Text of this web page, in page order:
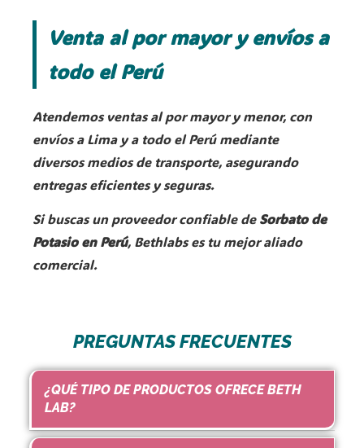
Venta al por mayor y envíos a
todo el Perú
Atendemos ventas al por mayor y menor, con
envíos a Lima y a todo el Perú mediante
diversos medios de transporte, asegurando
entregas eficientes y seguras.
Si buscas un proveedor confiable deSorbato de
Potasio en Perú, Bethlabs es tu mejor aliado
comercial.
PREGUNTAS FRECUENTES
¿QUÉ TIPO DE PRODUCTOS OFRECE BETH
LAB?